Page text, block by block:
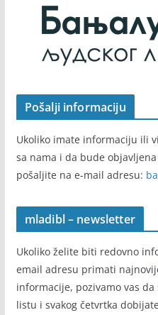
Pošalji informaciju
Ukoliko imate informaciju ili
sa nama i da bude
pošaljite na e-mail adresu:
mladibl – newsletter
Ukoliko želite biti redovno
email adresu primati
informacije, pozivamo vas
listu i svakog četvrtka